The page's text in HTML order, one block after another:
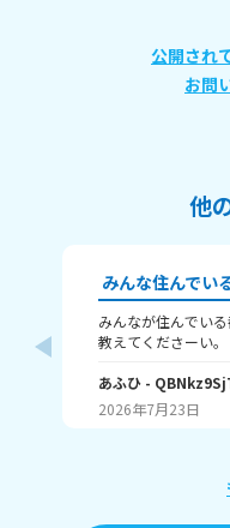
公開され
お問
他
みんな住んでい
みんなが住んでい
教えてくださーい。 例 愛知県のあふひです。 ここは
ります。観光名所で
にも、天下三英傑
地です。
あふひ -
2026年7月23日